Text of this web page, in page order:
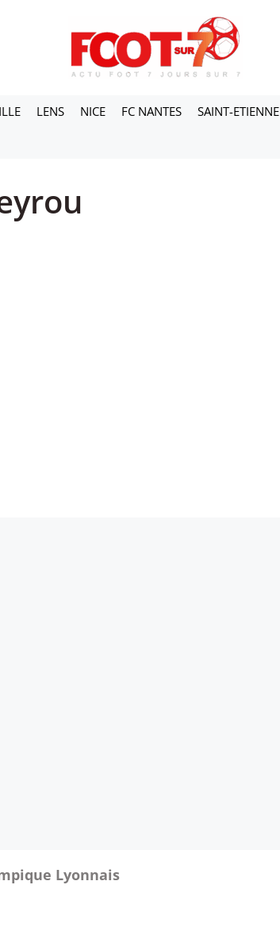
LENS NICE FC NANTES SAINT-ETIENNE
Lyonnais